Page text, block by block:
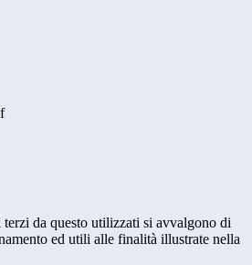
da questo utilizzati si avvalgono di
ed utili alle finalità illustrate nella